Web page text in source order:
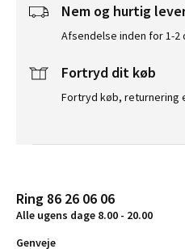
Nem og hurtig
Afsendelse inden for 1-
Fortryd dit køb
Fortryd køb, returnering
Ring 86 26 06 06
Alle ugens dage 8.00 - 20.00
Genveje